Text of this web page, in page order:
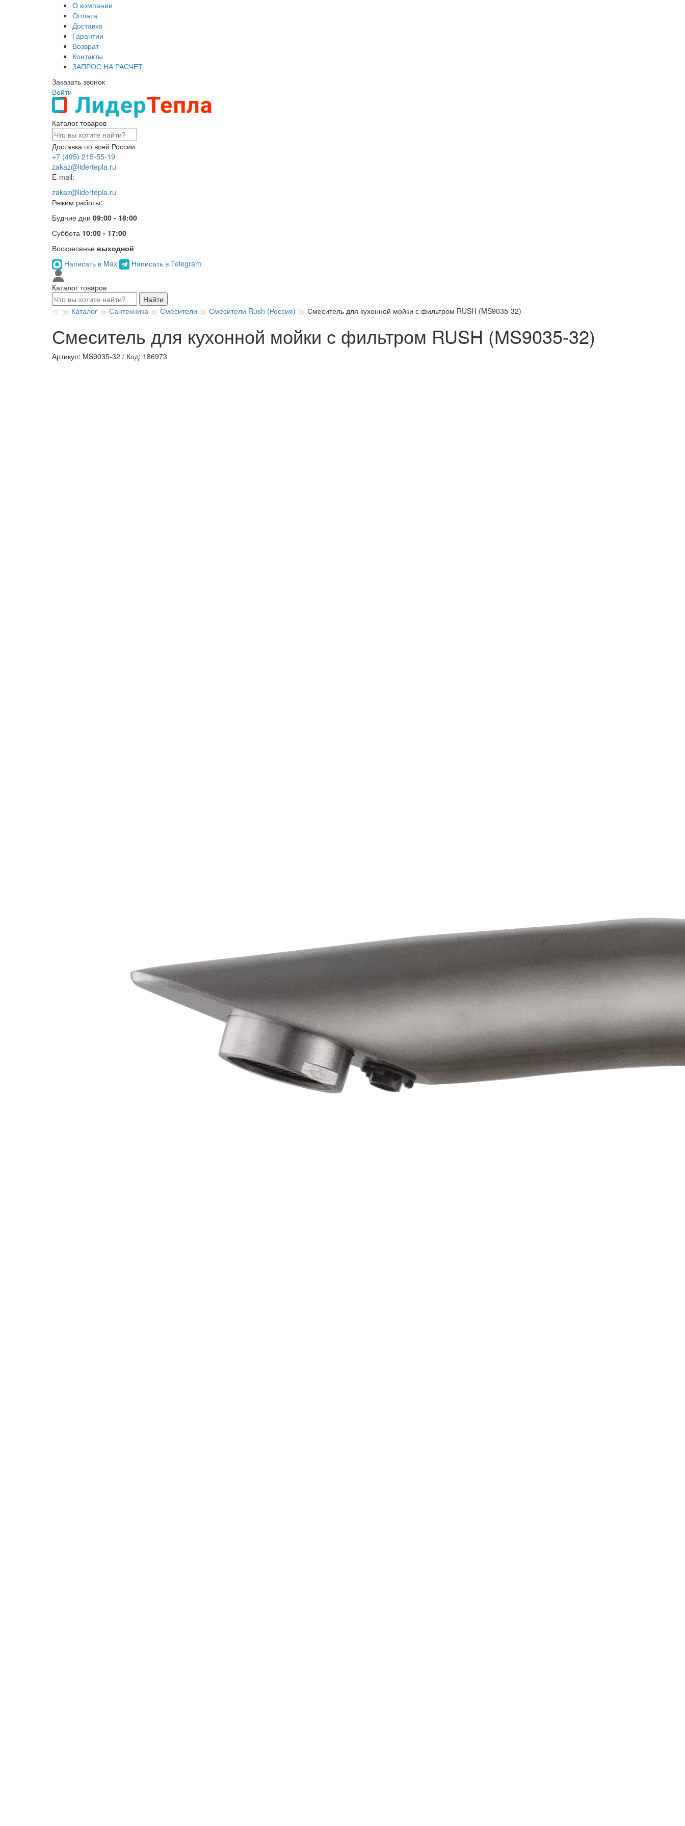
О компании
Оплата
Доставка
Гарантии
Возврат
Контакты
ЗАПРОС НА РАСЧЕТ
Заказать звонок
Войти
Каталог товаров
Доставка по всей России
+7 (495) 215-55-19
zakaz@lidertepla.ru
E-mail:
zakaz@lidertepla.ru
Режим работы:
Будние дни 09:00 - 18:00
Суббота 10:00 - 17:00
Воскресенье выходной
Написать в Max
Написать в Telegram
Каталог товаров
Найти
Каталог
Сантехника Смесители Смесители Rush (Россия) Смеситель для кухонной мойки с фильтром RUSH (MS9035-32)
Смеситель для кухонной мойки с фильтром RUSH (MS9035-32)
Артикул: MS9035-32 / Код: 186973